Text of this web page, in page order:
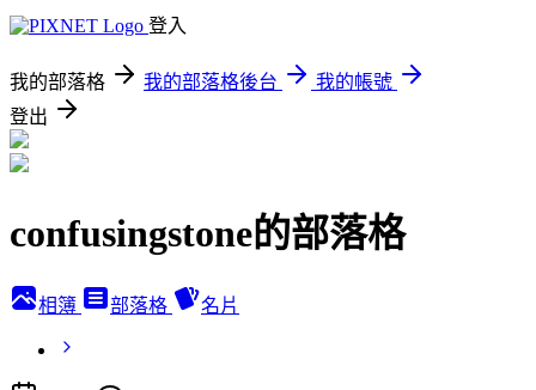
登入
我的部落格 我的部落格後台
我的帳號
登出
confusingstone的部落格
相簿 部落格 名片